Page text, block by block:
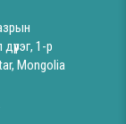
1-р
Mongolia